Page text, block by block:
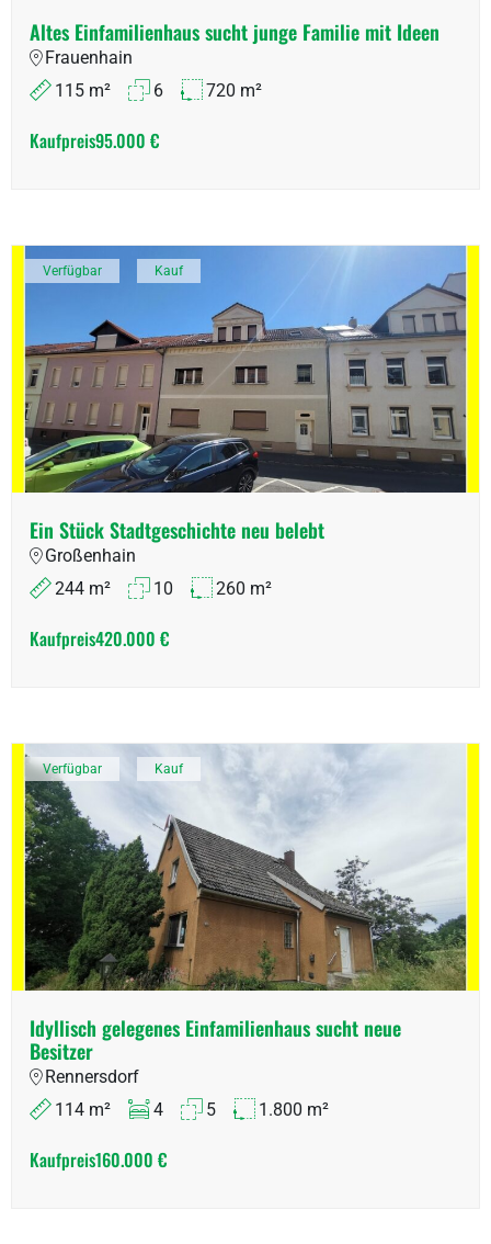
Altes Einfamilienhaus sucht junge Familie mit Ideen
Frauenhain
115 m²
6 720 m²
Kaufpreis95.000 €
Verfügbar Kauf
Ein Stück Stadtgeschichte neu belebt
Großenhain
244 m²
10 260 m²
Kaufpreis420.000 €
Verfügbar Kauf
Idyllisch gelegenes Einfamilienhaus sucht neue
Besitzer
Rennersdorf
114 m²
4 5 1.800 m²
Kaufpreis160.000 €